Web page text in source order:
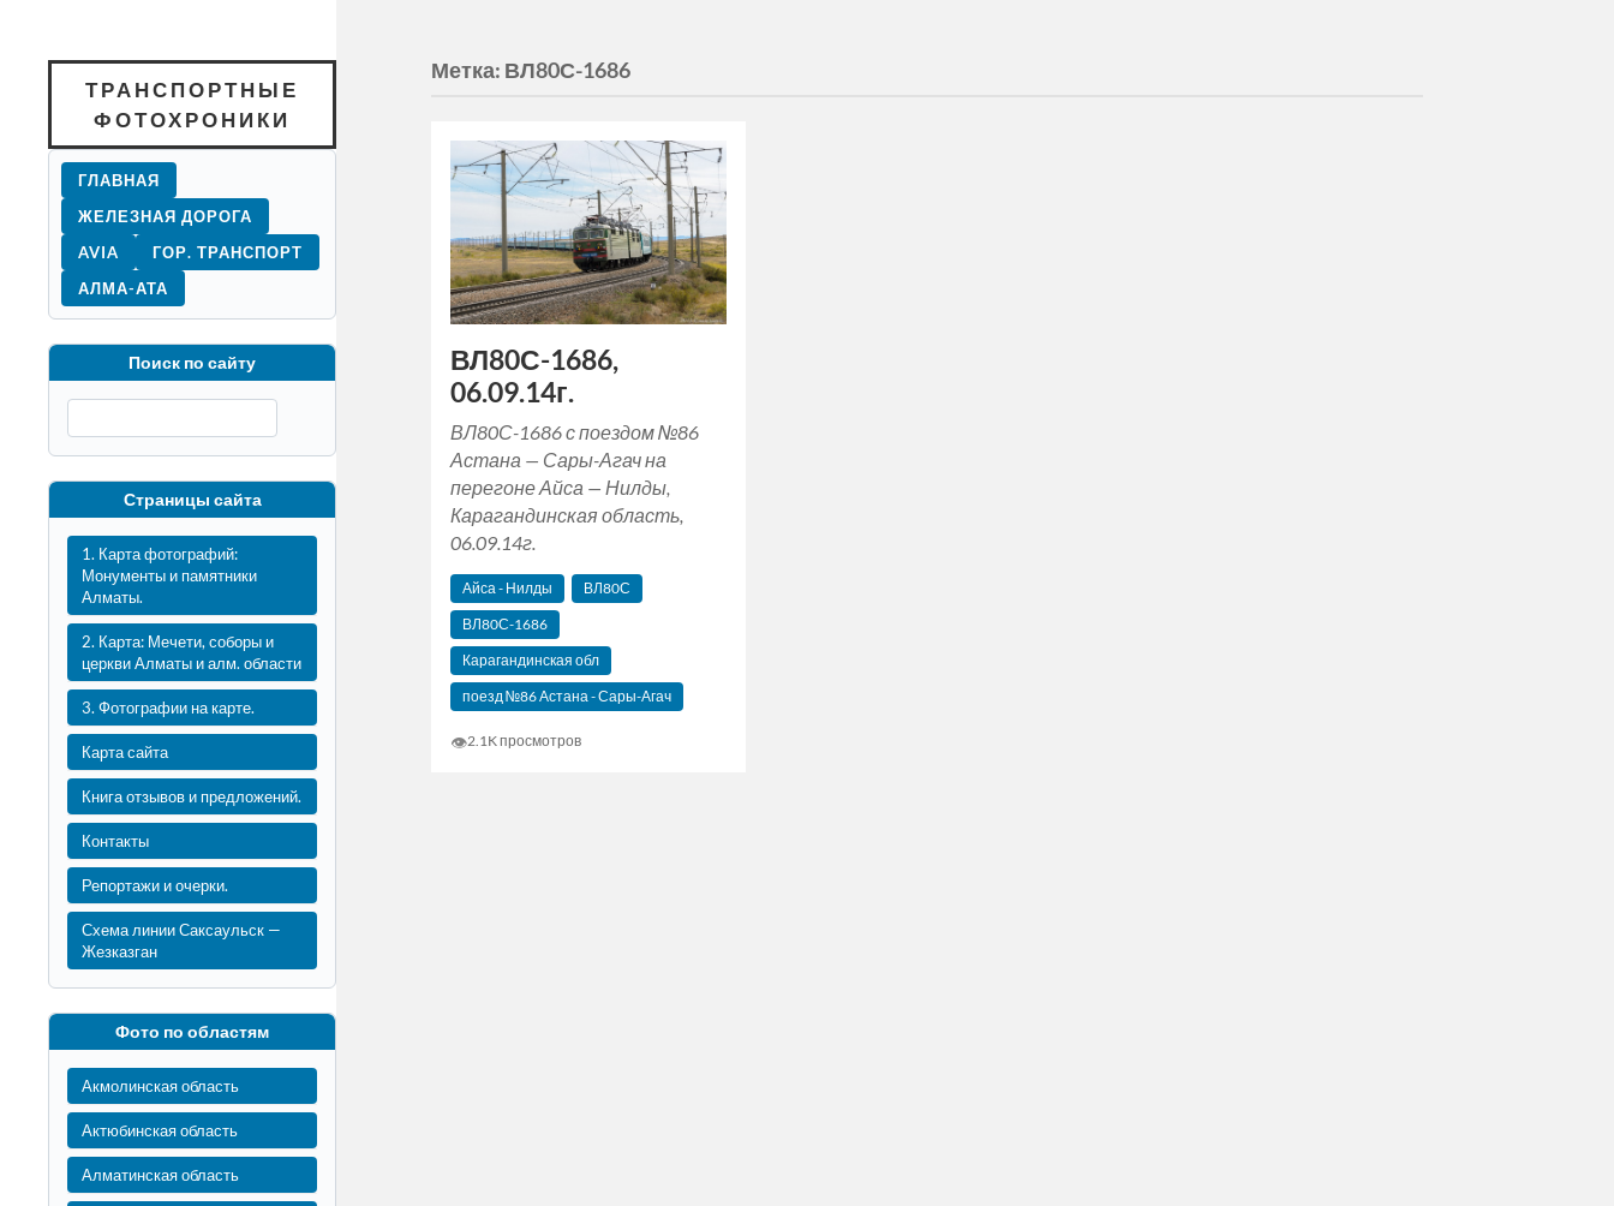
ТРАНСПОРТНЫЕ
ФОТОХРОНИКИ
ГЛАВНАЯ
ЖЕЛЕЗНАЯ ДОРОГА
AVIA
ГОР. ТРАНСПОРТ
АЛМА-АТА
Поиск по сайту
Страницы сайта
1. Карта фотографий:
Монументы и памятники
Алматы.
2. Карта: Мечети, соборы и
церкви Алматы и алм. области
3. Фотографии на карте.
Карта сайта
Книга отзывов и предложений.
Контакты
Репортажи и очерки.
Схема линии Саксаульск —
Жезказган
Фото по областям
Акмолинская область
Актюбинская область
Алматинская область
Метка: ВЛ80С-1686
ВЛ80С-1686,
06.09.14г.
ВЛ80С-1686 с поездом №86
Астана — Сары-Агач на
перегоне Айса — Нилды,
Карагандинская область,
06.09.14г.
Айса - Нилды
ВЛ80С
ВЛ80С-1686
Карагандинская обл
поезд №86 Астана - Сары-Агач
👁2.1K просмотров